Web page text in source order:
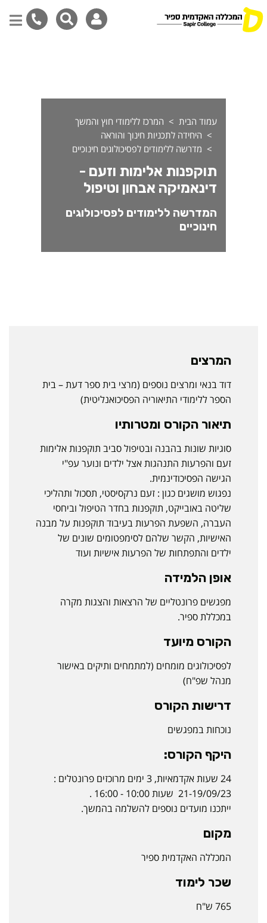
עמוד הבית
המרכז ללימודי חוץ והמשך
היחידה לתכניות חינוך והוראה
מדרשה ללימודים לפסיכולוגים חינוכיים
תוקפנות אלימות וזעם -
דינאמיקה אבחון וטיפול
המדרשה ללימודים לפסיכולוגים
חינוכיים
המרצים
דוד בנאי ומרצים נוספים (מרצי בית ספר דעת – בית
הספר ללימודי התיאוריה הפסיכואנליטית)
תיאור הקורס ומטרותיו
סוגיות שונות בהבנה ובטיפול סביב תוקפנות אלימות
זעם והפרעות התנהגות אצל ילדים ונוער עפ"י
הגישה הפסיכודינמית.
נפגוש מושגים כגון : זעם נרקסיסטי, תסכול ותהליכי
שליטה באובייקט, תוקפנות בחדר הטיפול וביחסי
העברה, השפעת הפרעות בעיבוד תוקפנות על מבנה
האישיות, הקשר שלהם לסימפטומים שונים של
ילדים והתפתחות של הפרעות אישיות ועוד
אופן הלמידה
מפגשים פרונטליים של הרצאות והצגות מקרה
במכללת ספיר.
הקורס מיועד
לפסיכולוגים מומחים (למתמחים ותיקים באישור
מנהל שפ"ח)
דרישות הקורס
נוכחות במפגשים
היקף הקורס:
24 שעות אקדמאיות, 3 ימים מרוכזים פרונטלים :
21-19/09/23 שעות 10:00 - 16:00 .
ייתכנו מועדים נוספים להשלמה בהמשך.
מקום
המכללה האקדמית ספיר
שכר לימוד
765 ש"ח